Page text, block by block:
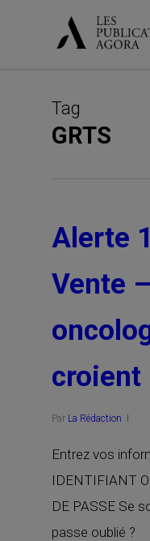
Tag
GRTS
Alerte
Vente
croient
Par La Rédaction
Entrez vos
IDENTIFIANT
DE PASSE Se
passe oublié ?